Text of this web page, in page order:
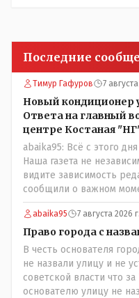
Последние
Тимур Гафуров 7
Новый кондиционер
Ответа на главный
центре Костаная
abaika95: Всё с этого
Наша газета не
видите зависимость
сообщили о важном
И редакция
исследованием на такие
Писать "как надо"
публиковать полную и
потом продолжать
обстоятельства.
abaika95 7 августа 2026
Право города с
В честь основателя
не назвали улицу и не
советской власти что
основателю улицу не